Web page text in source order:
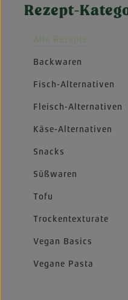
Rezept-
Backwaren
Fisch-Alternativen
Fleisch-Alternativen
Käse-Alternativen
Snacks
Süßwaren
Tofu
Trockentexturate
Vegan Basics
Vegane Pasta